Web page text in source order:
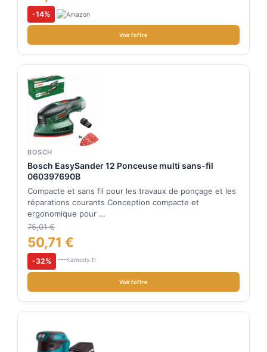
-14%
Voir l'offre
BOSCH
Bosch EasySander 12 Ponceuse multi sans-fil
060397690B
Compacte et sans fil pour les travaux de ponçage et les
réparations courants Conception compacte et
ergonomique pour …
75,01 €
50,71 €
-32% Kamody.fr
Voir l'offre